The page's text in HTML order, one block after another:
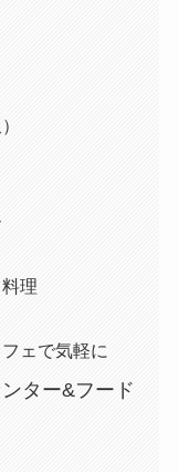
理
ェで気軽に
ター&フード